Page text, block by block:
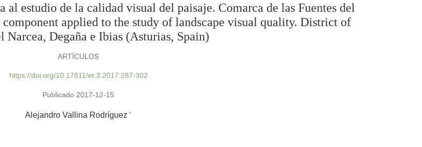
al estudio de la calidad visual del paisaje. Comarca de las Fuentes del
applied to the study of landscape visual quality. District of
Narcea, Degaña e Ibias (Asturias, Spain)
ARTÍCULOS
https://doi.org/10.17811/er.3.2017.287-302
Publicado 2017-12-15
Alejandro Vallina Rodríguez +